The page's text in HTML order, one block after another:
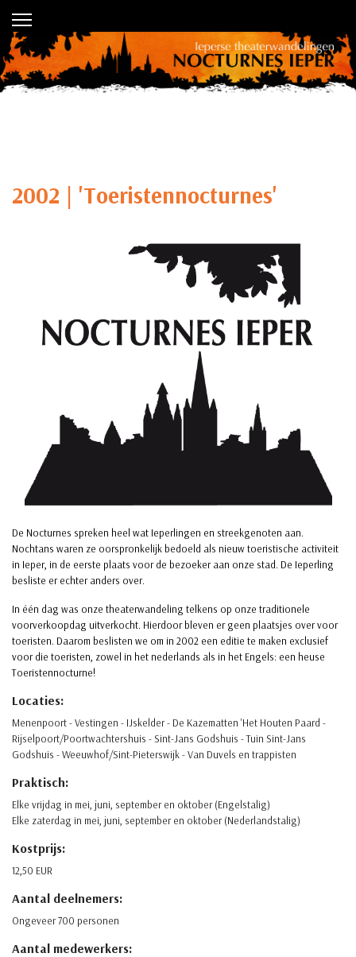
2002 | 'Toeristennocturnes'
De Nocturnes spreken heel wat Ieperlingen en streekgenoten aan.
Nochtans waren ze oorspronkelijk bedoeld als nieuw toeristische activiteit
in Ieper, in de eerste plaats voor de bezoeker aan onze stad. De Ieperling
besliste er echter anders over.
In één dag was onze theaterwandeling telkens op onze traditionele
voorverkoopdag uitverkocht. Hierdoor bleven er geen plaatsjes over voor
toeristen. Daarom beslisten we om in 2002 een editie te maken exclusief
voor die toeristen, zowel in het nederlands als in het Engels: een heuse
Toeristennocturne!
Locaties:
Menenpoort - Vestingen - IJskelder - De Kazematten 'Het Houten Paard -
Rijselpoort/Poortwachtershuis - Sint-Jans Godshuis - Tuin Sint-Jans
Godshuis - Weeuwhof/Sint-Pieterswijk - Van Duvels en trappisten
Praktisch:
Elke vrijdag in mei, juni, september en oktober (Engelstalig)
Elke zaterdag in mei, juni, september en oktober (Nederlandstalig)
Kostprijs:
12,50 EUR
Aantal deelnemers:
Ongeveer 700 personen
Aantal medewerkers: